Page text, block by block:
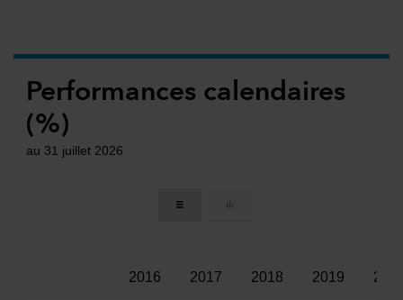
Performances calendaires
(%)
au 31 juillet 2026
2016 2017 2018 2019